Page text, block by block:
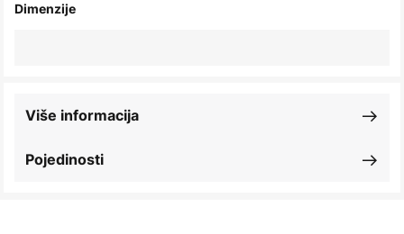
Dimenzije
Pojedinosti
Više informacija